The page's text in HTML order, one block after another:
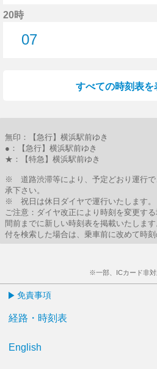
20時
07
すべての時刻表を
無印：【急行】横浜駅前ゆき
●：【急行】横浜駅前ゆき
★：【特急】横浜駅前ゆき
※ 道路渋滞等により、予定どおり運行で
承下さい。
※ 祝日は休日ダイヤで運行いたします。
ご注意：ダイヤ改正により時刻を変更す
間前までに新しい時刻表を掲載いたしま
付を検索した場合は、乗車前に改めて時
※一部、ICカード非対
免責事項
経路・時刻表
English